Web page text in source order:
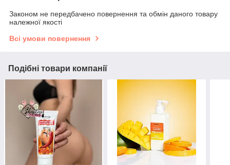
Законом не передбачено повернення та обмін даного товару
належної якості
Всі умови повернення
Подібні товари компанії